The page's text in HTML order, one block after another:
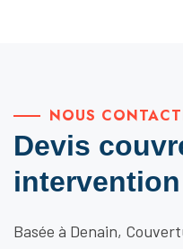
NOUS
Devis
Basée à Denain,